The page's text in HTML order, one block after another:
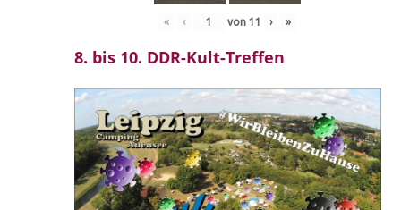
« ‹ von 11 › »
8. bis 10. DDR-Kult-Treffen